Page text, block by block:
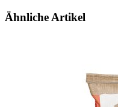
Ähnliche Artikel